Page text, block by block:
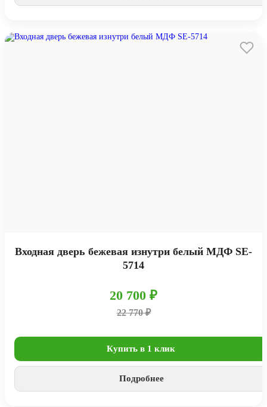
Входная дверь бежевая изнутри белый МДФ SE-
5714
20 700 ₽
22 770 ₽
Купить в 1 клик
Подробнее